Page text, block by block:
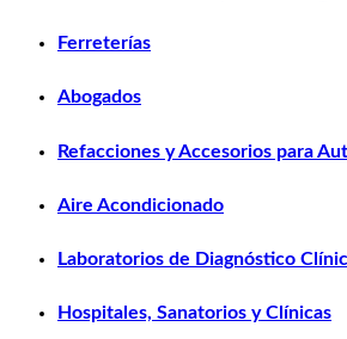
Ferreterías
Abogados
Refacciones y Accesorios para
Aire Acondicionado
Laboratorios de Diagnóstico
Hospitales, Sanatorios y Clínicas